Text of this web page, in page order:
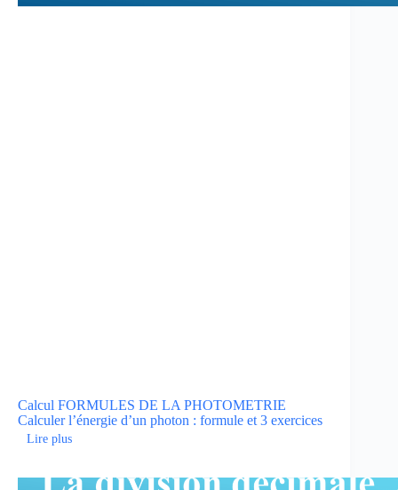
Calcul FORMULES DE LA PHOTOMETRIE
Calculer l’énergie d’un photon : formule et 3 exercices
Lire plus